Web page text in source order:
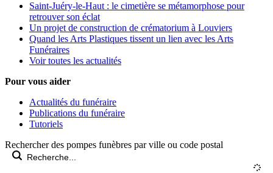
Saint-Juéry-le-Haut : le cimetière se métamorphose pour
retrouver son éclat
Un projet de construction de crématorium à Louviers
Quand les Arts Plastiques tissent un lien avec les Arts
Funéraires
Voir toutes les actualités
Pour vous aider
Actualités du funéraire
Publications du funéraire
Tutoriels
Rechercher des pompes funèbres par ville ou code postal